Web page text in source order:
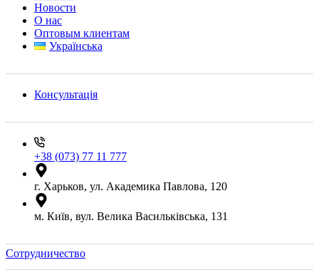
Новости
О нас
Оптовым клиентам
Українська
Консультація
+38 (073) 77 11 777
г. Харьков, ул. Академика Павлова, 120
м. Київ, вул. Велика Васильківська, 131
Сотрудничество